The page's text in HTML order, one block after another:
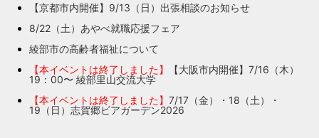
【京都市内開催】9/13（日）出張相談のお知らせ
8/22（土）あやべ就職応援フェア
綾部市の高齢者福祉について
【本イベントは終了しました】
【大阪市内開催】7/16（木）
19：00〜 綾部里山交流大学
【本イベントは終了しました】 7/17（金）・18（土）・
19（日）志賀郷ビアガーデン2026